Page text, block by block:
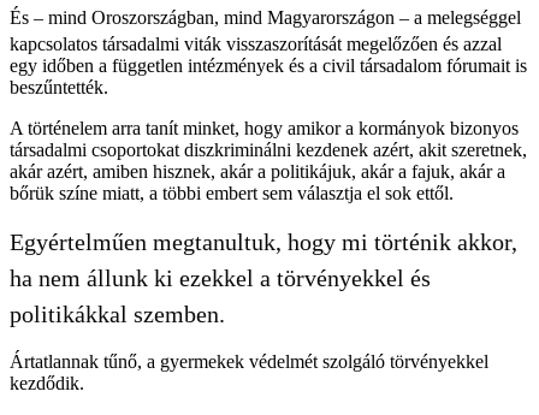
És – mind Oroszországban, mind Magyarországon – a melegséggel
kapcsolatos társadalmi viták visszaszorítását megelőzően és azzal
egy időben a független intézmények és a civil társadalom fórumait is
beszűntették.
A történelem arra tanít minket, hogy amikor a kormányok bizonyos
társadalmi csoportokat diszkriminálni kezdenek azért, akit szeretnek,
akár azért, amiben hisznek, akár a politikájuk, akár a fajuk, akár a
bőrük színe miatt, a többi embert sem választja el sok ettől.
Egyértelműen megtanultuk, hogy mi történik akkor,
ha nem állunk ki ezekkel a törvényekkel és
politikákkal szemben.
Ártatlannak tűnő, a gyermekek védelmét szolgáló törvényekkel
kezdődik.